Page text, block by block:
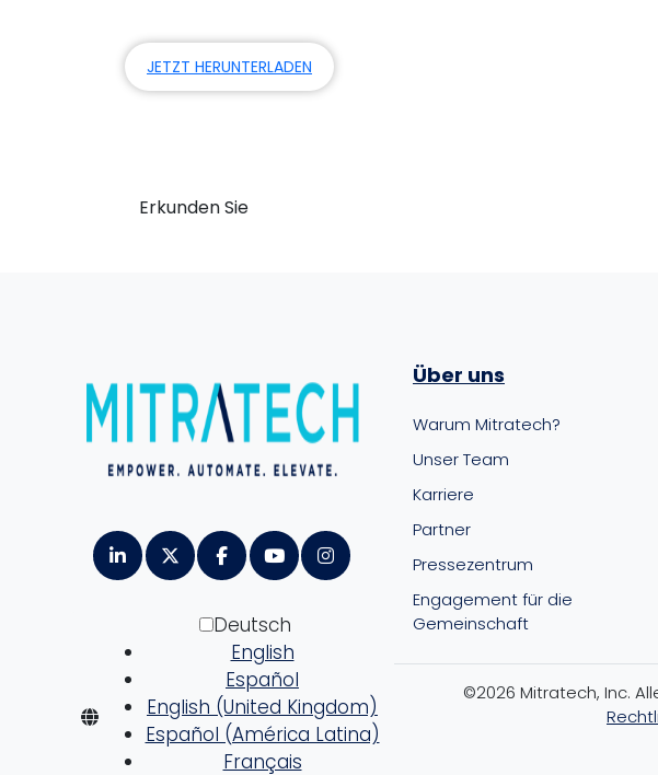
JETZT HERUNTERLADEN
Erkunden Sie
Deutsch
English
Español
English (United Kingdom)
Español (América Latina)
Français
Über uns
Warum Mitratech?
Unser Team
Karriere
Partner
Pressezentrum
Engagement für die
Gemeinschaft
©2026 Mitratech, Inc.